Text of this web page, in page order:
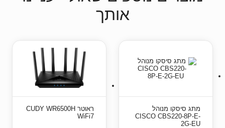
אותך
מתג סיסקו מנוהל
CISCO CBS220-8P-E-
2G-EU
‏ראוטר CUDY WR6500H
WiFi7